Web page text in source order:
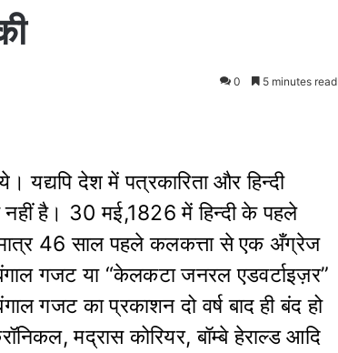
0 5 minutes read
यद्यपि देश में पत्रकारिता और हिन्दी
है। 30 मई,1826 में हिन्दी के पहले
46 साल पहले कलकत्ता से एक अँग्रेज
गजट या “केलकटा जनरल एडवर्टाइज़र”
गजट का प्रकाशन दो वर्ष बाद ही बंद हो
मद्रास कोरियर, बॉम्बे हेराल्ड आदि